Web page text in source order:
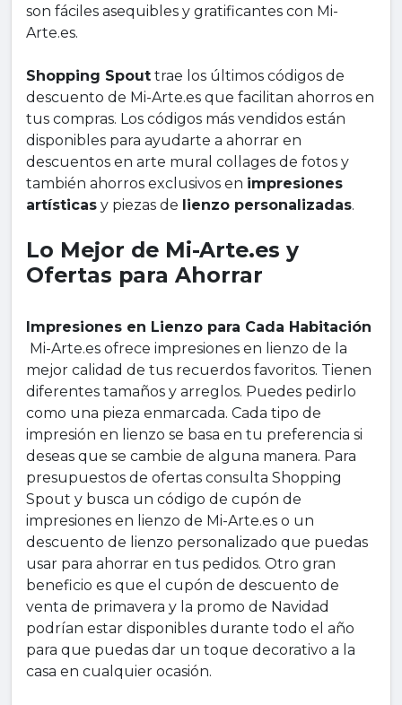
son fáciles asequibles y gratificantes con Mi-
Arte.es.
Shopping Spout trae los últimos códigos de
descuento de Mi-Arte.es que facilitan ahorros en
tus compras. Los códigos más vendidos están
disponibles para ayudarte a ahorrar en
descuentos en arte mural collages de fotos y
también ahorros exclusivos en impresiones
artísticas y piezas de lienzo personalizadas.
Lo Mejor de Mi-Arte.es y
Ofertas para Ahorrar
Impresiones en Lienzo para Cada Habitación
Mi-Arte.es ofrece impresiones en lienzo de la
mejor calidad de tus recuerdos favoritos. Tienen
diferentes tamaños y arreglos. Puedes pedirlo
como una pieza enmarcada. Cada tipo de
impresión en lienzo se basa en tu preferencia si
deseas que se cambie de alguna manera. Para
presupuestos de ofertas consulta Shopping
Spout y busca un código de cupón de
impresiones en lienzo de Mi-Arte.es o un
descuento de lienzo personalizado que puedas
usar para ahorrar en tus pedidos. Otro gran
beneficio es que el cupón de descuento de
venta de primavera y la promo de Navidad
podrían estar disponibles durante todo el año
para que puedas dar un toque decorativo a la
casa en cualquier ocasión.